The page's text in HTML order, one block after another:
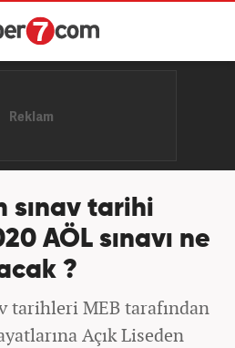
sınav tarihi
AÖL sınavı ne
?
tarihleri MEB tarafından
Açık Liseden